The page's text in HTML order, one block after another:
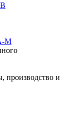
М
производство и